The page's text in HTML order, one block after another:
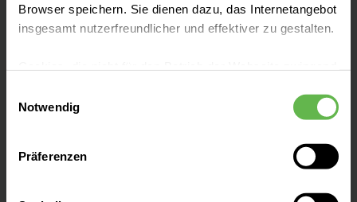
Browser speichern. Sie dienen dazu, das Internetangebot
insgesamt nutzerfreundlicher und effektiver zu gestalten.
eingesetzt werden.
Es steht Ihnen frei, unsere Seite mit nur den notwendigen
Cookies zu benutzen, eine individuelle Auswahl
Notwendig
Präferenzen
Herunterladen
Gesund in Muenchen West
PDF